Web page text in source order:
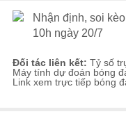
Nhận định, soi
10h ngày 20/7
Đối tác liên kết: Tỷ số
Máy tính dự đoán bóng
Link xem trực tiếp bóng